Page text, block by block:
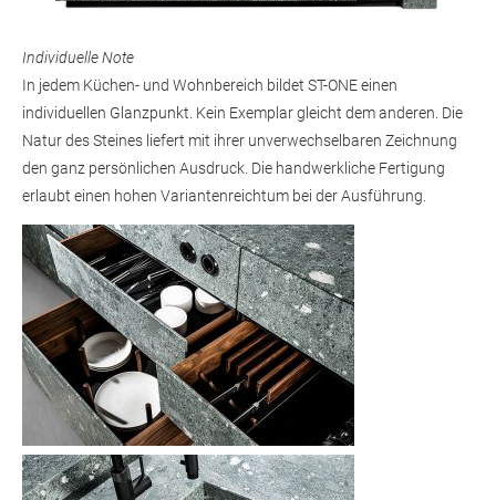
Individuelle Note
In jedem Küchen- und Wohnbereich bildet ST-ONE einen
individuellen Glanzpunkt. Kein Exemplar gleicht dem anderen. Die
Natur des Steines liefert mit ihrer unverwechselbaren Zeichnung
den ganz persönlichen Ausdruck. Die handwerkliche Fertigung
erlaubt einen hohen Variantenreichtum bei der Ausführung.